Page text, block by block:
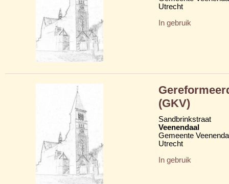
Utrecht
In gebruik
(GKV)
Sandbrinkstraat
Veenendaal
Gemeente
Utrecht
In gebruik